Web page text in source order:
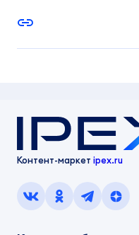
Контент-маркет ipex.ru